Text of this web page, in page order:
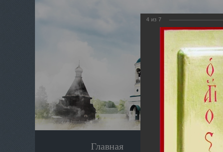
Главная Экскурсия
4 из 7